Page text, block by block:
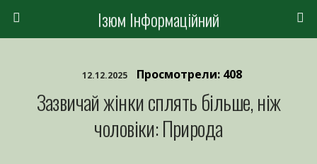
Ізюм Інформаційний
12.12.2025 Просмотрели: 408
Зазвичай жінки сплять більше, ніж
чоловіки: Природа